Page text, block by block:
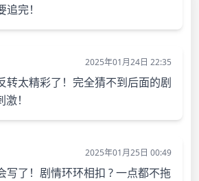
完！
2025年01月24日 22:35
转太精彩了！完全猜不到后面的剧
！
2025年01月25日 00:49
写了！剧情环环相扣 ? 一点都不拖